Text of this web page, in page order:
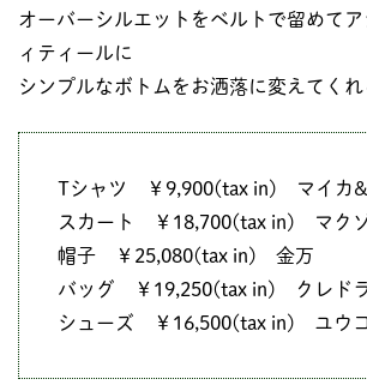
オーバーシルエットをベルトで留めて
ィティールに
シンプルなボトムをお洒落に変えてくれ
Tシャツ ￥9,900(tax in) マイカ&
スカート ￥18,700(tax in) マク
帽子 ￥25,080(tax in) 金万
バッグ ￥19,250(tax in) クレド
シューズ ￥16,500(tax in) ユウ